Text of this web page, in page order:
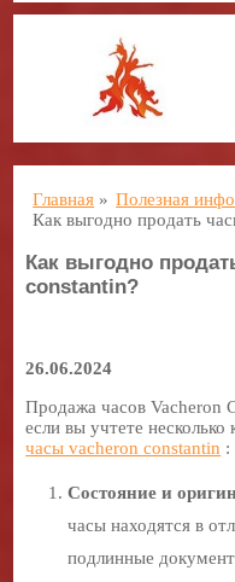
Главная » Полезная
Как выгодно продать
Как выгодно
constantin?
26.06.2024
Продажа часов Vacheron
если вы учтете
часы vacheron constantin :
Состояние и
часы находятся в
подлинные